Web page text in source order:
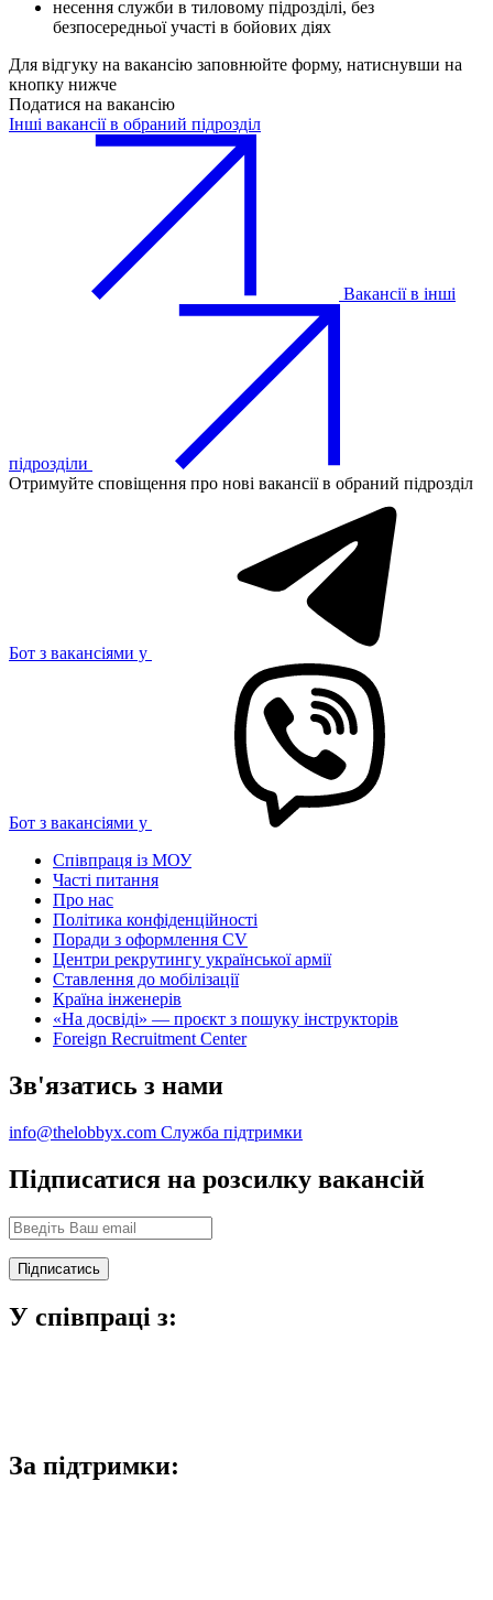
несення служби в тиловому підрозділі, без
безпосередньої участі в бойових діях
Для відгуку на вакансію заповнюйте форму, натиснувши на
кнопку нижче
Податися на вакансію
Інші вакансії в обраний підрозділ
Вакансії в інші
підрозділи
Отримуйте сповіщення про нові вакансії в обраний підрозділ
Бот з вакансіями у
Бот з вакансіями у
Співпраця із МОУ
Часті питання
Про нас
Політика конфіденційності
Поради з оформлення CV
Центри рекрутингу української армії
Ставлення до мобілізації
Країна інженерів
«На досвіді» — проєкт з пошуку інструкторів
Foreign Recruitment Center
Зв'язатись з нами
info@thelobbyx.com Служба підтримки
Підписатися на розсилку вакансій
У співпраці з:
За підтримки: